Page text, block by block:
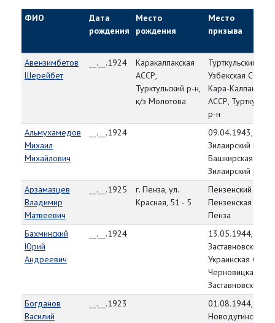
ФИО
Дата
рождения
Место
рождения
Место
призыва
Авензимбетов
Шерейбет
__.__.1924
Каракалпакская
АССР,
Турктульский р-н,
к/з Молотова
Турткульский РВК,
Узбекская ССР,
Кара-Калпакская
АССР,
р-н
Альмухамедов
Михаил
Михайлович
__.__.1924
09.04.1943,
Зилаирский РВК,
Башкирская
Зилаирский р-н
Арзамазцев
Владимир
Матвеевич
__.__.1925
г. Пенза, ул.
Красная, 51 - 5
Пензенский ГВК,
Пензенская обл.,
Пенза
Бахминский
Юрий
Андреевич
__.__.1924
13.05.1944,
Заставновский
Украинская ССР,
Черновицкая
Заставновский р-
Богданов
Василий
__.__.1923
01.08.1944,
Новодугинский